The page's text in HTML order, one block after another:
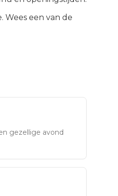
. Wees een van de
gezellige avond